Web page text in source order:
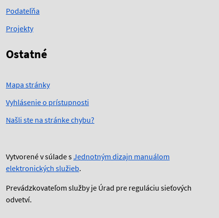
Podateľňa
Projekty
Ostatné
Mapa stránky
Vyhlásenie o prístupnosti
Našli ste na stránke chybu?
Vytvorené v súlade sJednotným dizajn manuálom
elektronických služieb.
Prevádzkovateľom služby je Úrad pre reguláciu sieťových
odvetví.